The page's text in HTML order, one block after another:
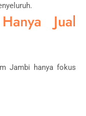
Jual
Jambi hanya fokus